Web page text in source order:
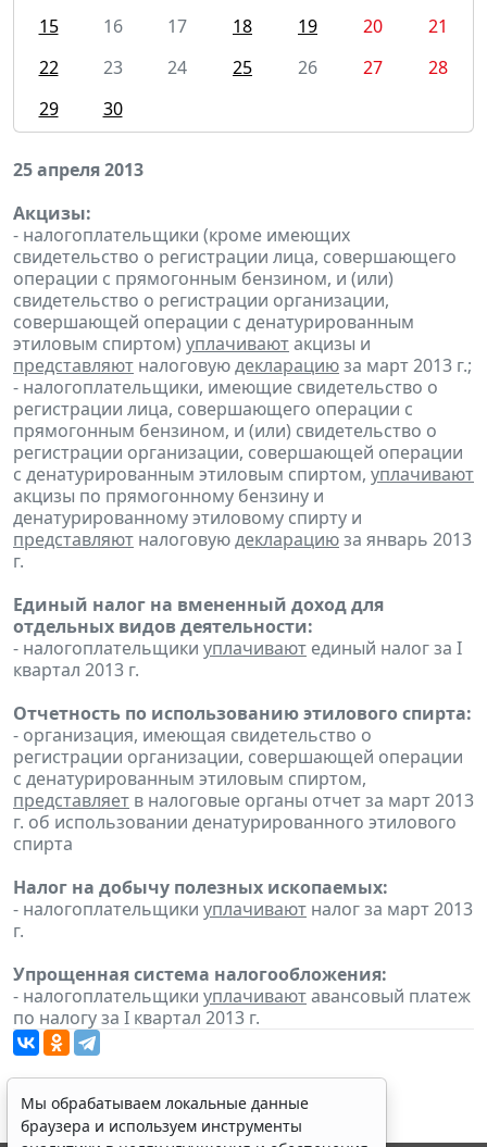
15
16 17 18 19 20
21
22
23 24 25 26 27
28
29
30
25 апреля 2013
Акцизы:
- налогоплательщики (кроме имеющих
свидетельство о регистрации лица, совершающего
операции с прямогонным бензином, и (или)
свидетельство о регистрации организации,
совершающей операции с денатурированным
этиловым спиртом) уплачиваютакцизы и
представляют налоговуюдекларациюза март 2013 г.;
- налогоплательщики, имеющие свидетельство о
регистрации лица, совершающего операции с
прямогонным бензином, и (или) свидетельство о
регистрации организации, совершающей операции
с денатурированным этиловым спиртом, уплачивают
акцизы по прямогонному бензину и
денатурированному этиловому спирту и
представляют налоговуюдекларациюза январь 2013
г.
Единый налог на вмененный доход для
отдельных видов деятельности:
- налогоплательщики уплачивают единый налог за I
квартал 2013 г.
Отчетность по использованию этилового спирта:
- организация, имеющая свидетельство о
регистрации организации, совершающей операции
с денатурированным этиловым спиртом,
представляет в налоговые органы отчет за март 2013
г. об использовании денатурированного этилового
спирта
Налог на добычу полезных ископаемых:
- налогоплательщики уплачивают налог за март 2013
г.
Упрощенная система налогообложения:
- налогоплательщики уплачиваютавансовый платеж
по налогу за I квартал 2013 г.
Мы обрабатываем локальные данные
браузера и используем инструменты